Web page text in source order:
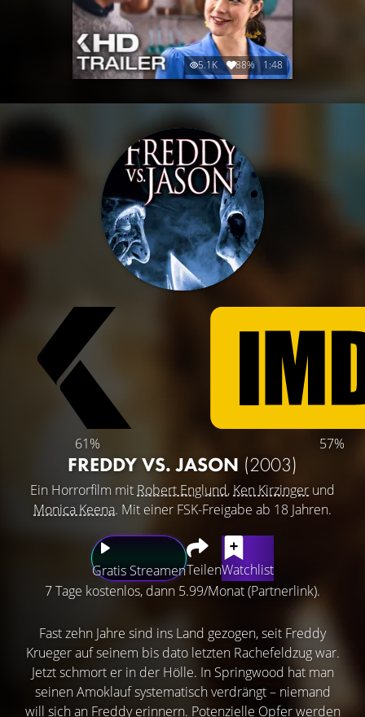
5.1K 88% 1:48
61% 57%
FREDDY VS. JASON (2003)
Ein Horrorfilm mit Robert Englund, Ken Kirzinger und
Monica Keena. Mit einer FSK-Freigabe ab 18 Jahren.
Gratis StreamenTeilenWatchlist
7 Tage kostenlos, dann 5.99/Monat (Partnerlink).
Fast zehn Jahre sind ins Land gezogen, seit Freddy
Krueger auf seinem bis dato letzten Rachefeldzug war.
Jetzt schmort er in der Hölle. In Springwood hat man
seinen Amoklauf systematisch verdrängt – niemand
will sich an Freddy erinnern. Potenzielle Opfer werden